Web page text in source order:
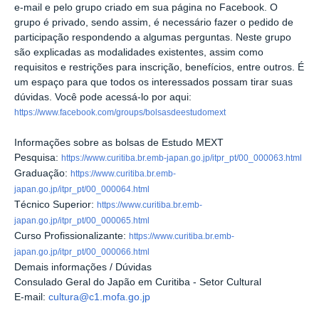
e-mail e pelo grupo criado em sua página no Facebook. O
grupo é privado, sendo assim, é necessário fazer o pedido de
participação respondendo a algumas perguntas. Neste grupo
são explicadas as modalidades existentes, assim como
requisitos e restrições para inscrição, benefícios, entre outros. É
um espaço para que todos os interessados possam tirar suas
dúvidas. Você pode acessá-lo por aqui:
https://www.facebook.com/groups/bolsasdeestudomext
Informações sobre as bolsas de Estudo MEXT
Pesquisa: https://www.curitiba.br.emb-japan.go.jp/itpr_pt/00_000063.html
Graduação: https://www.curitiba.br.emb-
japan.go.jp/itpr_pt/00_000064.html
Técnico Superior: https://www.curitiba.br.emb-
japan.go.jp/itpr_pt/00_000065.html
Curso Profissionalizante: https://www.curitiba.br.emb-
japan.go.jp/itpr_pt/00_000066.html
Demais informações / Dúvidas
Consulado Geral do Japão em Curitiba - Setor Cultural
E-mail: cultura@c1.mofa.go.jp